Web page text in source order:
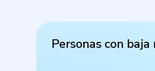
Personas con